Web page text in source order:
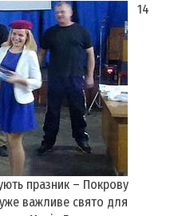
14
празник – Покрову
важливе свято для